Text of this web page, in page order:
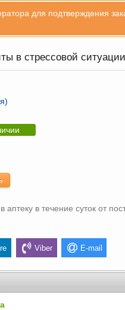
для подтверждения
в стрессовой
в течение суток от
Viber E-mail